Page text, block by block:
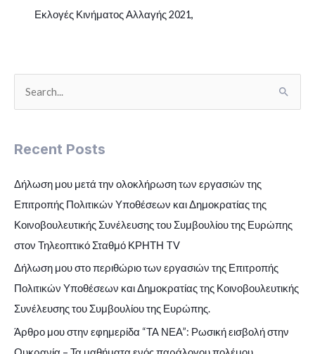
Εκλογές Κινήματος Αλλαγής 2021,
rRecent Posts
Δήλωση μου μετά την ολοκλήρωση των εργασιών της
Επιτροπής Πολιτικών Υποθέσεων και Δημοκρατίας της
Κοινοβουλευτικής Συνέλευσης του Συμβουλίου της Ευρώπης
στον Τηλεοπτικό Σταθμό ΚΡΗΤΗ TV
Δήλωση μου στο περιθώριο των εργασιών της Επιτροπής
Πολιτικών Υποθέσεων και Δημοκρατίας της Κοινοβουλευτικής
Συνέλευσης του Συμβουλίου της Ευρώπης.
Άρθρο μου στην εφημερίδα “ΤΑ ΝΕΑ”: Ρωσική εισβολή στην